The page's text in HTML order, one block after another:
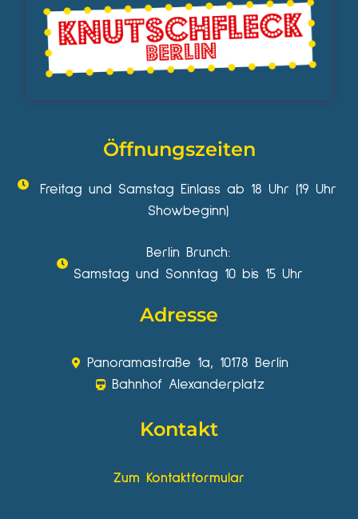
Öffnungszeiten
Freitag und Samstag Einlass ab 18 Uhr (19 Uhr
Showbeginn)
Berlin Brunch:
Samstag und Sonntag 10 bis 15 Uhr
Adresse
Panoramastraße 1a, 10178 Berlin
Bahnhof Alexanderplatz
Kontakt
Zum Kontaktformular